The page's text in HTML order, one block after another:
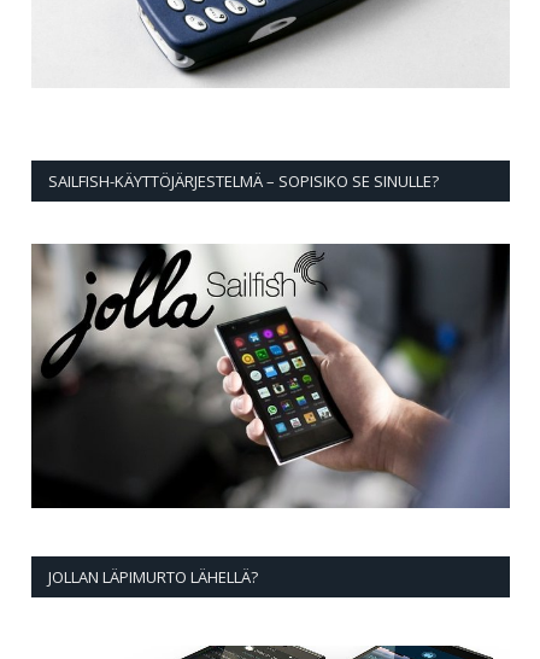
SAILFISH-KÄYTTÖJÄRJESTELMÄ – SOPISIKO SE SINULLE?
JOLLAN LÄPIMURTO LÄHELLÄ?